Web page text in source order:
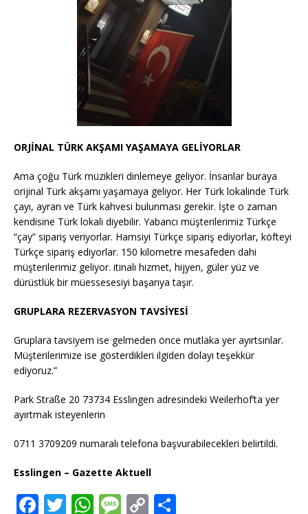
ORJİNAL TÜRK AKŞAMI YAŞAMAYA GELİYORLAR
Ama çoğu Türk müzikleri dinlemeye geliyor. İnsanlar buraya
orijinal Türk akşamı yaşamaya geliyor. Her Türk lokalinde Türk
çayı, ayran ve Türk kahvesi bulunması gerekir. İşte o zaman
kendisine Türk lokali diyebilir. Yabancı müşterilerimiz Türkçe
“çay” sipariş veriyorlar. Hamsiyi Türkçe sipariş ediyorlar, köfteyi
Türkçe sipariş ediyorlar. 150 kilometre mesafeden dahi
müşterilerimiz geliyor. itinalı hizmet, hijyen, güler yüz ve
dürüstlük bir müessesesiyi başarıya taşır.
GRUPLARA REZERVASYON TAVSİYESİ
Gruplara tavsiyem ise gelmeden önce mutlaka yer ayırtsınlar.
Müşterilerimize ise gösterdikleri ilgiden dolayı teşekkür
ediyoruz.”
Park Straße 20 73734 Esslingen adresindeki Weilerhof’ta yer
ayırtmak isteyenlerin
0711 3709209 numaralı telefona başvurabilecekleri belirtildi.
Esslingen – Gazette Aktuell
F T W M C